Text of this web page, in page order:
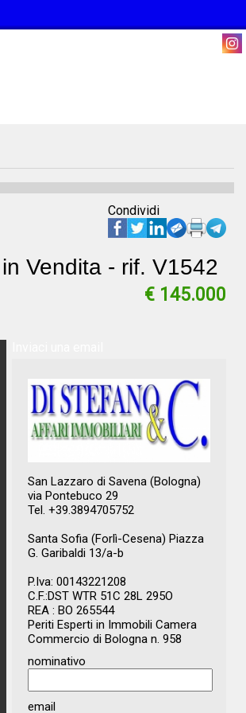
Condividi
Vendita - rif. V1542
€ 145.000
San Lazzaro di Savena (Bologna)
via Pontebuco 29
Tel. +39.3894705752
Santa Sofia (Forlì-Cesena) Piazza
G. Garibaldi 13/a-b
P.Iva: 00143221208
C.F.:DST WTR 51C 28L 295O
REA : BO 265544
Periti Esperti in Immobili Camera
Commercio di Bologna n. 958
nominativo
email